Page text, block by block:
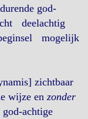
god-
deelachtig
mogelijk
zichtbaar
wijze en zonder
achtige